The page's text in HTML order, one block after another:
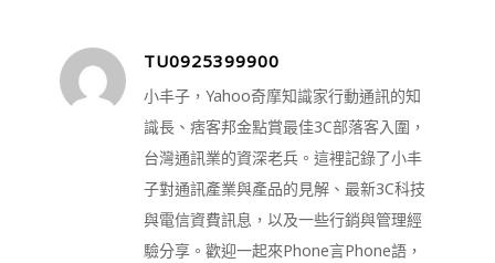
TU0925399900
小丰子，Yahoo奇摩知識家行動通訊的知
識長、痞客邦金點賞最佳3C部落客入圍，
台灣通訊業的資深老兵。這裡記錄了小丰
子對通訊產業與產品的見解、最新3C科技
與電信資費訊息，以及一些行銷與管理經
驗分享。歡迎一起來Phone言Phone語，